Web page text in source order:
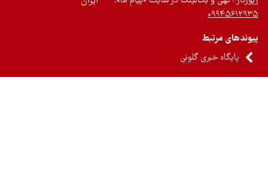
مرتبط
پایگاه خبری گلونی